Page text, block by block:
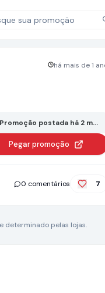
sua promoção
há mais de 1
postada há 2
Pegar promoção
0 comentários 7
determinado pelas lojas.